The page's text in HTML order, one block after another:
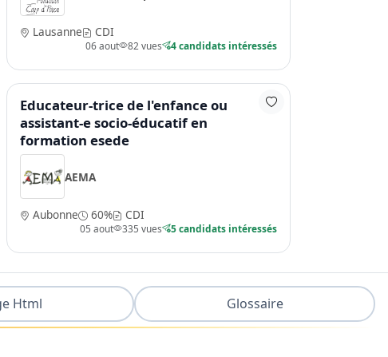
Lausanne CDI
06 aout 82 vues 4 candidats intéressés
Educateur-trice de l'enfance ou
assistant-e socio-éducatif en
formation esede
AEMA
Aubonne 60% CDI
05 aout 335 vues 5 candidats intéressés
Html Glossaire